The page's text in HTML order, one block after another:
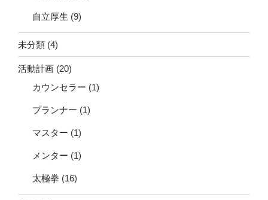
自立厚生 (9)
未分類 (4)
活動計画 (20)
カウンセラー (1)
プランナー (1)
マスター (1)
メンター (1)
太極拳 (16)